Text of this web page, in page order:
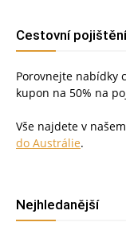
Cestovní
Porovnejte nabídky
kupon na 50% na
Vše najdete v
do Austrálie.
Nejhledanější